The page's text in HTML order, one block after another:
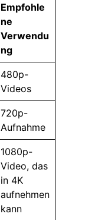
Empfohle
ne
Verwendu
ng
480p-
Videos
720p-
Aufnahme
1080p-
Video, das
in 4K
aufnehmen
kann